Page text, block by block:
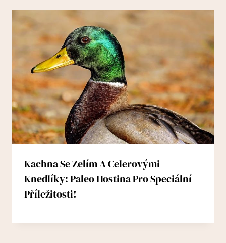
Kachna Se Zelím A Celerovými
Knedlíky: Paleo Hostina Pro Speciální
Příležitosti!